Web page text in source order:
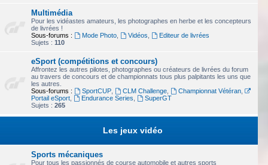
Multimédia
Pour les vidéastes amateurs, les photographes en herbe et les concepteurs
de livrées !
Sous-forums :
Mode Photo, Vidéos
Editeur de livrées
Sujets : 110
eSport (compétitions et concours)
Affrontez les autres pilotes, photographes ou créateurs de livrées du forum
au travers de concours et de championnats tous plus palpitants les uns que
les autres.
Sous-forums :
SportCUP, CLM Challenge, Championnat Vétéran,
Portail eSport
Endurance Series
SuperGT
Sujets : 265
Les jeux vidéo
Sports mécaniques
Pour tous les passionnés de course automobile et autres sports